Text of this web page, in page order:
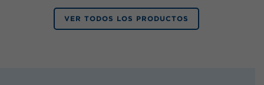
VER TODOS LOS PRODUCTOS